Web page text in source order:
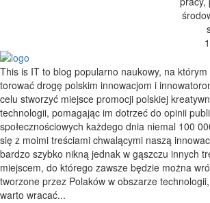
This is IT to blog popularno naukowy, na
torować drogę polskim innowacjom i
celu stworzyć miejsce promocji polskiej
technologii, pomagając im dotrzeć do opinii
społecznościowych każdego dnia niemal 100
się z moimi treściami chwalącymi naszą
bardzo szybko nikną jednak w gąszczu innych
miejscem, do którego zawsze będzie można
tworzone przez Polaków w obszarze
warto wracać...